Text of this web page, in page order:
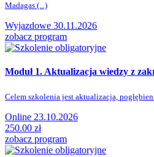
Madagas (...)
Wyjazdowe 30.11.2026
zobacz program
Moduł 1. Aktualizacja wiedzy z
Celem szkolenia jest aktualizacja,
Online 23.10.2026
250.00 zł
zobacz program